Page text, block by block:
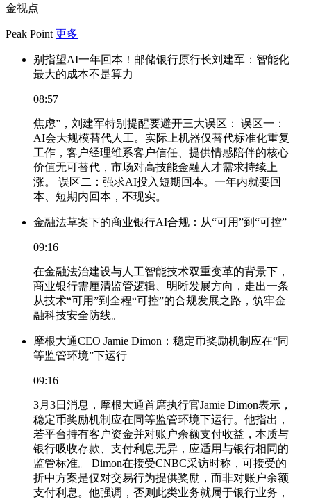
金视点
Peak Point 更多
别指望AI一年回本！邮储银行原行长刘建军：智能化
最大的成本不是算力
08:57
焦虑”，刘建军特别提醒要避开三大误区： 误区一：
AI会大规模替代人工。实际上机器仅替代标准化重复
工作，客户经理维系客户信任、提供情感陪伴的核心
价值无可替代，市场对高技能金融人才需求持续上
涨。 误区二：强求AI投入短期回本。一年内就要回
本、短期内回本，不现实。
金融法草案下的商业银行AI合规：从“可用”到“可控”
09:16
在金融法治建设与人工智能技术双重变革的背景下，
商业银行需厘清监管逻辑、明晰发展方向，走出一条
从技术“可用”到全程“可控”的合规发展之路，筑牢金
融科技安全防线。
摩根大通CEO Jamie Dimon：稳定币奖励机制应在“同
等监管环境”下运行
09:16
3月3日消息，摩根大通首席执行官Jamie Dimon表示，
稳定币奖励机制应在同等监管环境下运行。他指出，
若平台持有客户资金并对账户余额支付收益，本质与
银行吸收存款、支付利息无异，应适用与银行相同的
监管标准。 Dimon在接受CNBC采访时称，可接受的
折中方案是仅对交易行为提供奖励，而非对账户余额
支付利息。他强调，否则此类业务就属于银行业务，